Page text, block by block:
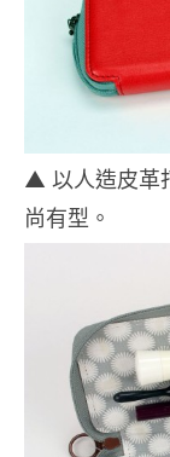
▲ 以人造皮革
尚有型。